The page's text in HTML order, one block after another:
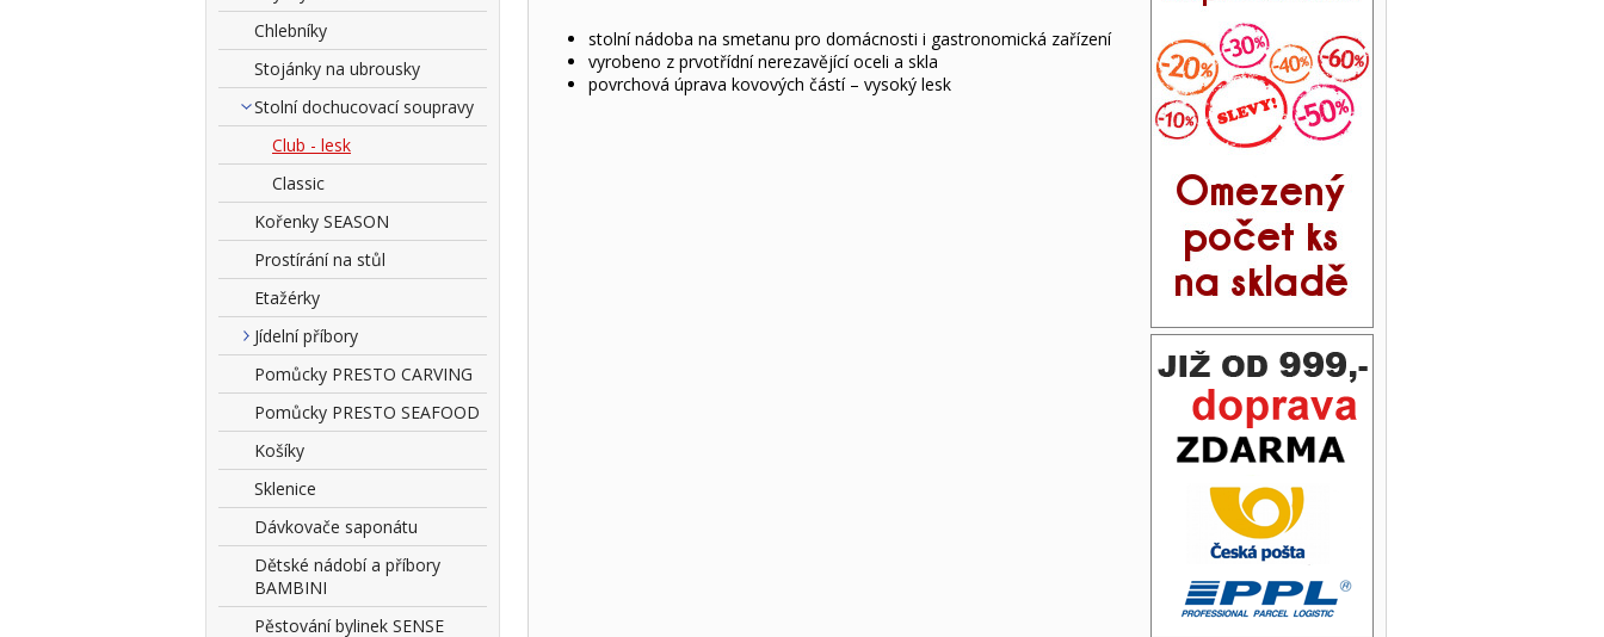
Chlebníky
Stojánky na ubrousky
Stolní dochucovací soupravy
Club - lesk
Classic
Kořenky SEASON
Prostírání na stůl
Etažérky
Jídelní příbory
Pomůcky PRESTO CARVING
Pomůcky PRESTO SEAFOOD
Košíky
Sklenice
Dávkovače saponátu
Dětské nádobí a příbory
BAMBINI
Pěstování bylinek SENSE
stolní nádoba na smetanu pro domácnosti i gastronomická zařízení
vyrobeno z prvotřídní nerezavějící oceli a skla
povrchová úprava kovových částí – vysoký lesk